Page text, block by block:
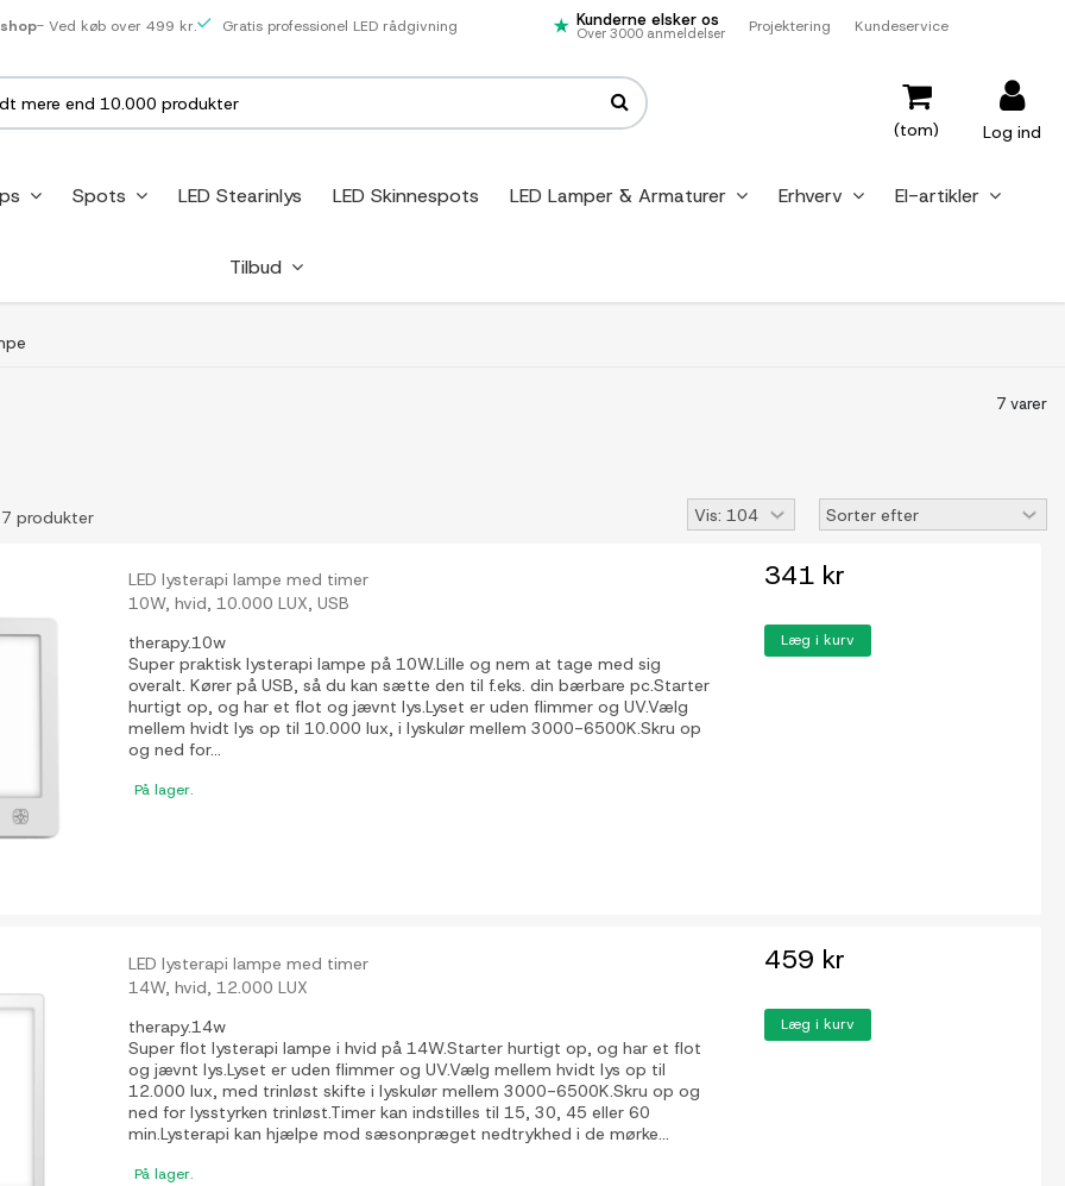
- Ved køb over 499 kr. Gratis professionel LED rådgivning Kunderne elsker os
Over 3000 anmeldelser Projektering Kundeservice
Log ind
(tom)
Spots LED Stearinlys LED Skinnespots LED Lamper & Armaturer Erhverv El-artikler
Tilbud
7 varer
produkter
LED lysterapi lampe med timer
10W, hvid, 10.000 LUX, USB
therapy.10w
Super praktisk lysterapi lampe på 10W.Lille og nem at tage med sig
overalt. Kører på USB, så du kan sætte den til f.eks. din bærbare pc.Starter
hurtigt op, og har et flot og jævnt lys.Lyset er uden flimmer og UV.Vælg
mellem hvidt lys op til 10.000 lux, i lyskulør mellem 3000-6500K.Skru op
og ned for...
På lager.
341 kr
Læg i kurv
LED lysterapi lampe med timer
14W, hvid, 12.000 LUX
therapy.14w
Super flot lysterapi lampe i hvid på 14W.Starter hurtigt op, og har et flot
og jævnt lys.Lyset er uden flimmer og UV.Vælg mellem hvidt lys op til
12.000 lux, med trinløst skifte i lyskulør mellem 3000-6500K.Skru op og
ned for lysstyrken trinløst.Timer kan indstilles til 15, 30, 45 eller 60
min.Lysterapi kan hjælpe mod sæsonpræget nedtrykhed i de mørke...
På lager.
459 kr
Læg i kurv